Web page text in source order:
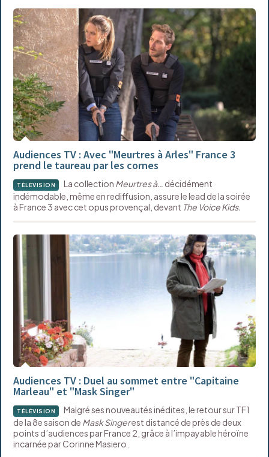
Audiences TV : Avec "Meurtres à Arles" France 3
prend le taureau par les cornes
TÉLÉVISION La collection Meurtres à… décidément
indémodable, même en rediffusion, assure le lead de la soirée
à France 3 avec cet opus provençal, devant The Voice Kids.
Audiences TV : Duel au sommet entre "Capitaine
Marleau" et "Mask Singer"
TÉLÉVISION
Malgré ses nouveautés inédites, le retour sur TF1
de la 8e saison de Mask Singerest distancé de près de deux
points d’audiences par France 2, grâce à l’impayable héroïne
incarnée par Corinne Masiero.